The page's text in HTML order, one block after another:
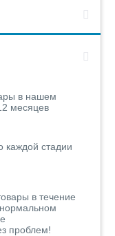
в нашем
месяцев
каждой стадии
в течение
проблем!